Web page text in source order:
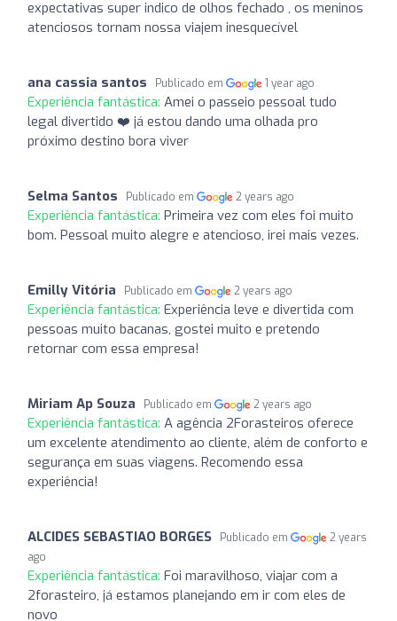
expectativas super indico de olhos fechado , os meninos
atenciosos tornam nossa viajem inesquecível
ana cassia santos Publicado em 1 year ago
Experiência fantástica: Amei o passeio pessoal tudo
legal divertido ❤️ já estou dando uma olhada pro
próximo destino bora viver
Selma Santos Publicado em 2 years ago
Experiência fantástica: Primeira vez com eles foi muito
bom. Pessoal muito alegre e atencioso, irei mais vezes.
Emilly Vitória Publicado em 2 years ago
Experiência fantástica: Experiência leve e divertida com
pessoas muito bacanas, gostei muito e pretendo
retornar com essa empresa!
Miriam Ap Souza Publicado em 2 years ago
Experiência fantástica: A agência 2Forasteiros oferece
um excelente atendimento ao cliente, além de conforto e
segurança em suas viagens. Recomendo essa
experiência!
ALCIDES SEBASTIAO BORGES Publicado em
2 years
ago
Experiência fantástica: Foi maravilhoso, viajar com a
2forasteiro, já estamos planejando em ir com eles de
novo